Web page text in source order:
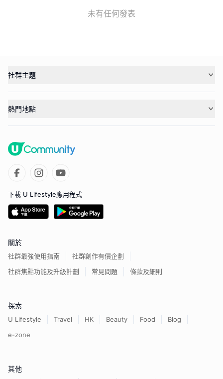
未有任何發表
社群主題
熱門地點
下載 U Lifestyle應用程式
關於
社群最強使用指南
社群創作有價企劃
社群焦點功能及升級計劃
常見問題 條款及細則
探索
U Lifestyle Travel HK Beauty Food
Blog
e-zone
其他